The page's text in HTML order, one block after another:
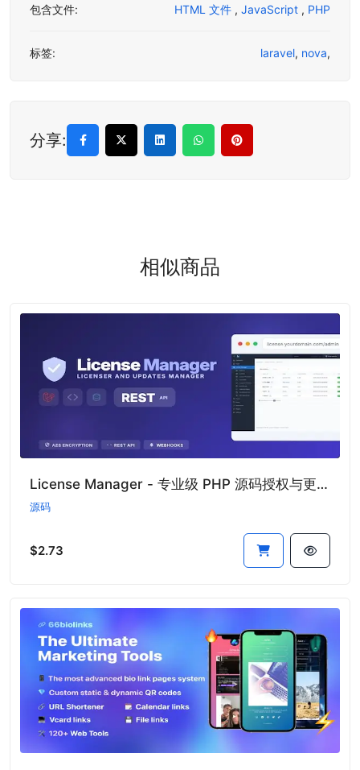
包含文件: HTML 文件 , JavaScript , PHP
标签: laravel, nova,
分享:
相似商品
License Manager - 专业级 PHP 源码授权与更新管理系统
源码
$2.73